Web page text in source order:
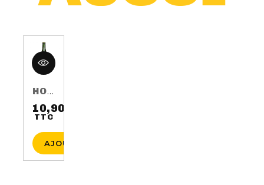
HOP HARVEST 2016 75CL 5.5%
10,90 €
TTCPrix
AJOUTER AU PANIER